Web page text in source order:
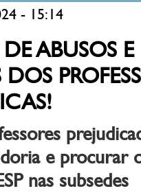
- 15:14
ABUSOS E
e procurar
nas subsedes